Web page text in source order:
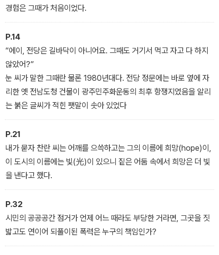
경험은 그때가 처음이었다.
P.14
“에이, 전당은 길바닥이 아니어요. 그때도 거기서 먹고 자고 다 하지
않았어?”
눈 씨가 말한 그때란 물론 1980년대다. 전당 정문에는 바로 옆에 자
리한 옛 전남도청 건물이 광주민주화운동의 최후 항쟁지였음을 알리
는 붉은 글씨가 적힌 팻말이 솟아 있었다
P.21
내가 묻자 찬란 씨는 어깨를 으쓱하고는 그의 이름에 희망(hope)이,
이 도시의 이름에는 빛(光)이 있으니 짙은 어둠 속에서 희망은 더 빛
을 낸다고 했다.
P.32
시민의 공공공간 점거가 언제 어느 때라도 부당한 거라면, 그곳을 짓
밟고도 연이어 되풀이된 폭력은 누구의 책임인가?